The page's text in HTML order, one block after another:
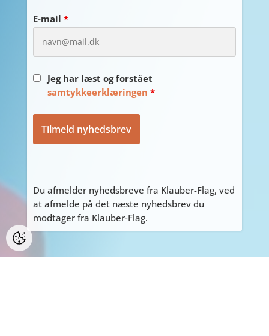
E-mail *
Jeg har læst og forstået
samtykkeerklæringen *
Du afmelder nyhedsbreve fra Klauber-Flag, ved
at afmelde på det næste nyhedsbrev du
modtager fra Klauber-Flag.